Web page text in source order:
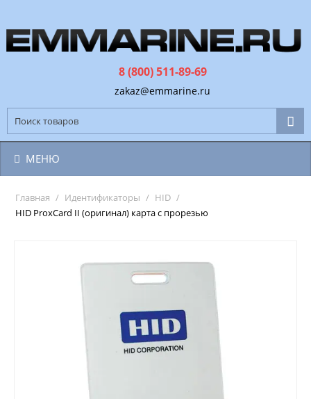
8 (800) 511-89-69
zakaz@emmarine.ru
МЕНЮ
Главная / Идентификаторы / HID /
HID ProxCard II (оригинал) карта с прорезью